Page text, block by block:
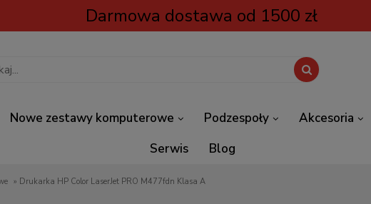
Darmowa dostawa od 1500 zł
Nowe zestawy komputerowe Podzespoły Akcesoria
Serwis
Blog
» Drukarka HP Color LaserJet PRO M477fdn Klasa A